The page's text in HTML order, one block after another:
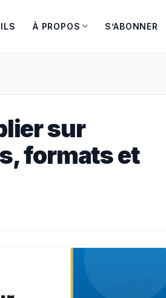
À PROPOS S’ABONNER
sur
formats et